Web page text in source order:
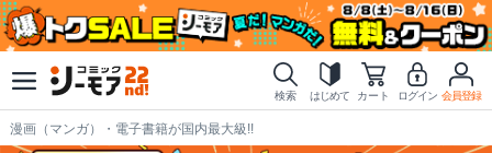
検索 はじめて カート ログイン 会員登録
漫画（マンガ）・電子書籍が国内最大級!!